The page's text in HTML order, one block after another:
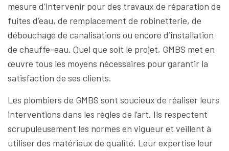
mesure d’intervenir pour des travaux de réparation de
fuites d’eau, de remplacement de robinetterie, de
débouchage de canalisations ou encore d’installation
de chauffe-eau. Quel que soit le projet, GMBS met en
œuvre tous les moyens nécessaires pour garantir la
satisfaction de ses clients.
Les plombiers de GMBS sont soucieux de réaliser leurs
interventions dans les règles de l’art. Ils respectent
scrupuleusement les normes en vigueur et veillent à
utiliser des matériaux de qualité. Leur expertise leur